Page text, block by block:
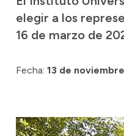
elegir a los
16 de marzo de
Fecha: 13 de